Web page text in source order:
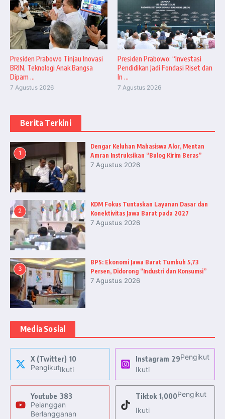
Presiden Prabowo Tinjau Inovasi
BRIN, Teknologi Anak Bangsa
Dipam ...
7 Agustus 2026
Presiden Prabowo: “Investasi
Pendidikan Jadi Fondasi Riset dan
In ...
7 Agustus 2026
Berita Terkini
1
Dengar Keluhan Mahasiswa Alor, Mentan
Amran Instruksikan “Bulog Kirim Beras”
7 Agustus 2026
2
KDM Fokus Tuntaskan Layanan Dasar dan
Konektivitas Jawa Barat pada 2027
7 Agustus 2026
3
BPS: Ekonomi Jawa Barat Tumbuh 5,73
Persen, Didorong “Industri dan Konsumsi”
7 Agustus 2026
Media Sosial
X (Twitter) 10
PengikutIkuti
Instagram 29Pengikut
Ikuti
Youtube 383
Pelanggan
Berlangganan
Tiktok 1,000Pengikut
Ikuti